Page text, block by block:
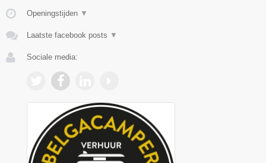
Openingstijden ▼
Laatste facebook posts ▼
Sociale media: